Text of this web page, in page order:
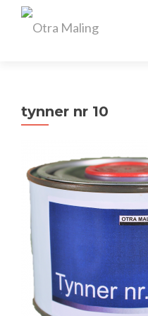
tynner nr 10